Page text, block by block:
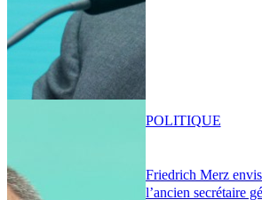
Friedrich Merz
l’ancien secrétaire
POLITIQUE